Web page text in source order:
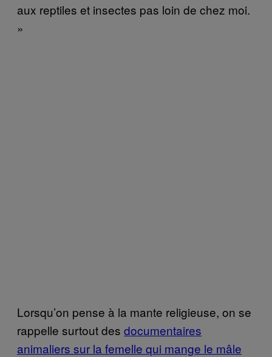
aux reptiles et insectes pas loin de chez moi.
»
Lorsqu’on pense à la mante religieuse, on se
rappelle surtout des documentaires
animaliers sur la femelle qui mange le mâle